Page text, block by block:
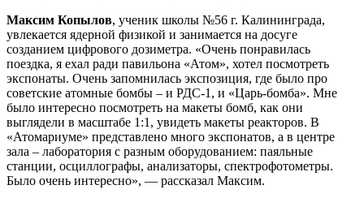
Максим Копылов, ученик школы №56 г. Калининграда,
увлекается ядерной физикой и занимается на досуге
созданием цифрового дозиметра. «Очень понравилась
поездка, я ехал ради павильона «Атом», хотел посмотреть
экспонаты. Очень запомнилась экспозиция, где было про
советские атомные бомбы – и РДС-1, и «Царь-бомба». Мне
было интересно посмотреть на макеты бомб, как они
выглядели в масштабе 1:1, увидеть макеты реакторов. В
«Атомариуме» представлено много экспонатов, а в центре
зала – лаборатория с разным оборудованием: паяльные
станции, осциллографы, анализаторы, спектрофотометры.
Было очень интересно», — рассказал Максим.